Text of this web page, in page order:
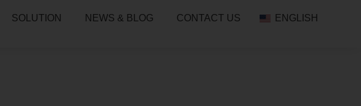
SOLUTION NEWS & BLOG CONTACT US ENGLISH